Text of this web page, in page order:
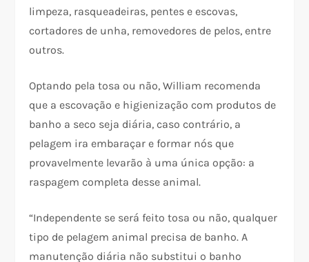
limpeza, rasqueadeiras, pentes e escovas,
cortadores de unha, removedores de pelos, entre
outros.
Optando pela tosa ou não, William recomenda
que a escovação e higienização com produtos de
banho a seco seja diária, caso contrário, a
pelagem ira embaraçar e formar nós que
provavelmente levarão à uma única opção: a
raspagem completa desse animal.
“Independente se será feito tosa ou não, qualquer
tipo de pelagem animal precisa de banho. A
manutenção diária não substitui o banho